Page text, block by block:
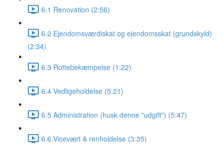
6.1 Renovation (2:56)
6.2 Ejendomsværdiskat og ejendomsskat (grundskyld)
(2:34)
6.3 Rottebekæmpelse (1:22)
6.4 Vedligeholdelse (5:21)
6.5 Administration (husk denne "udgift") (5:47)
6.6 Vicevært & renholdelse (3:35)